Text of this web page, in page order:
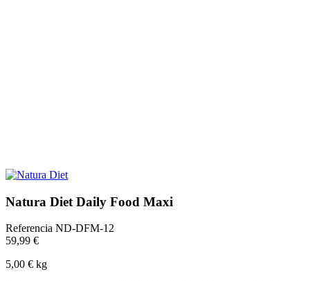
Natura Diet Daily Food Maxi
Referencia ND-DFM-12
59,99 €
5,00 € kg